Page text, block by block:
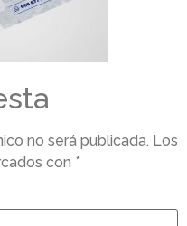
no será publicada. Los
con *